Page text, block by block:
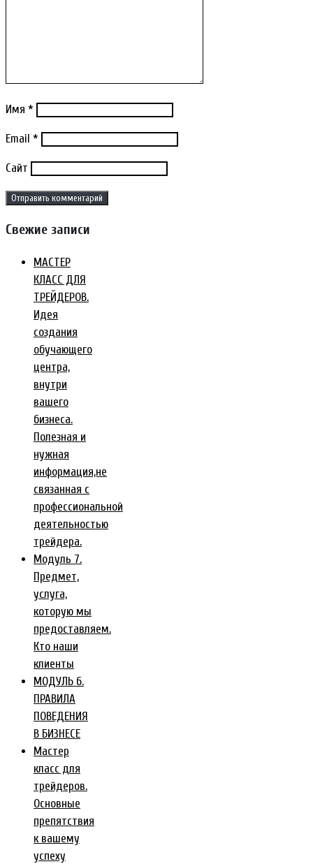
Имя *
Email *
Сайт
Свежие записи
МАСТЕР
КЛАСС ДЛЯ
ТРЕЙДЕРОВ.
Идея
создания
обучающего
центра,
внутри
вашего
бизнеса.
Полезная и
нужная
информация,не
связанная с
профессиональной
деятельностью
трейдера.
Модуль 7.
Предмет,
услуга,
которую мы
предоставляем.
Кто наши
клиенты
МОДУЛЬ 6.
ПРАВИЛА
ПОВЕДЕНИЯ
В БИЗНЕСЕ
Мастер
класс для
трейдеров.
Основные
препятствия
к вашему
успеху